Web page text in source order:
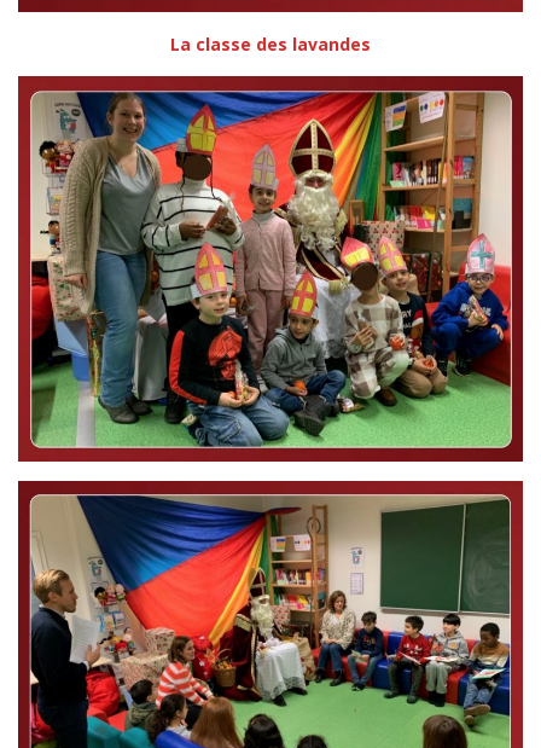
La classe des lavandes